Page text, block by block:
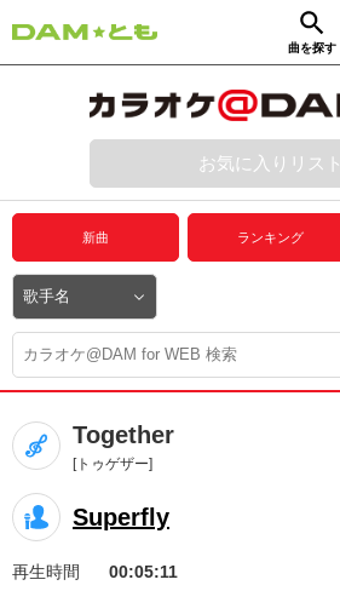
曲を探す
動画からさがす
ログイン
プレミアムサービス
DAM★とも動画
DAM★とも録音
カラオケ＠DAM
ユーザー検索
キャンペーン
お知らせ よくあるご質問
お気に入りリスト
新曲 ランキング
Together
[トゥゲザー]
Superfly
再生時間
00:05:11